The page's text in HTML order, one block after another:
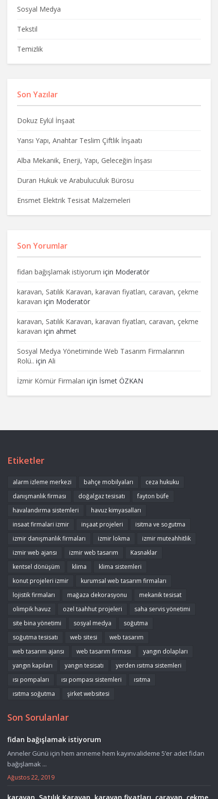
Sosyal Medya
Tekstil
Temizlik
Son Yazılar
Dokuz Eylül İnşaat
Yansı Yapı, Anahtar Teslim Çiftlik İnşaatı
Alba Mekanik, Enerji, Yapı, Geleceğin İnşası
Duran Hukuk ve Arabuluculuk Bürosu
Ensmet Elektrik Tesisat Malzemeleri
Son Yorumlar
fidan bağışlamak istiyorum için Moderatör
karavan, Satılık Karavan, karavan fiyatları, caravan, çekme
karavan için Moderatör
karavan, Satılık Karavan, karavan fiyatları, caravan, çekme
karavan için ahmet
Sosyal Medya Yönetiminde Web Tasarım Firmalarının
Rolü.. için Ali
İzmir Kömür Firmaları için İsmet ÖZKAN
Etiketler
alarm izleme merkezi bahçe mobilyaları
ceza hukuku
danışmanlık firması
doğalgaz tesisatı
fayton büfe
havalandırma sistemleri
havuz kimyasalları
insaat firmalari izmir
inşaat projeleri
isitma ve sogutma
izmir danışmanlık firmaları
izmir lokma
izmir muteahhitlik
izmir web ajansı
izmir web tasarım
Kasnaklar
kentsel dönüşüm
klima
klima sistemleri
konut projeleri izmir
kurumsal web tasarım firmaları
lojistik firmaları
mağaza dekorasyonu
mekanik tesisat
olimpik havuz
ozel taahhut projeleri
saha servis yönetimi
site bina yönetimi
sosyal medya
soğutma
soğutma tesisatı
web sitesi
web tasarım
web tasarım ajansı
web tasarım firması
yangın dolapları
yangın kapıları
yangın tesisatı
yerden ısıtma sistemleri
ısı pompaları
ısı pompası sistemleri
ısıtma
ısıtma soğutma
şirket websitesi
Son Sorulanlar
fidan bağışlamak istiyorum
Anneler Günü için hem anneme hem kayınvalideme 5’er adet fidan
bağışlamak ...
Ağustos 22, 2019